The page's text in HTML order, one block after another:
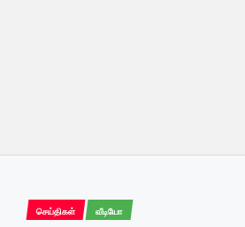
செய்திகள் வீடியோ